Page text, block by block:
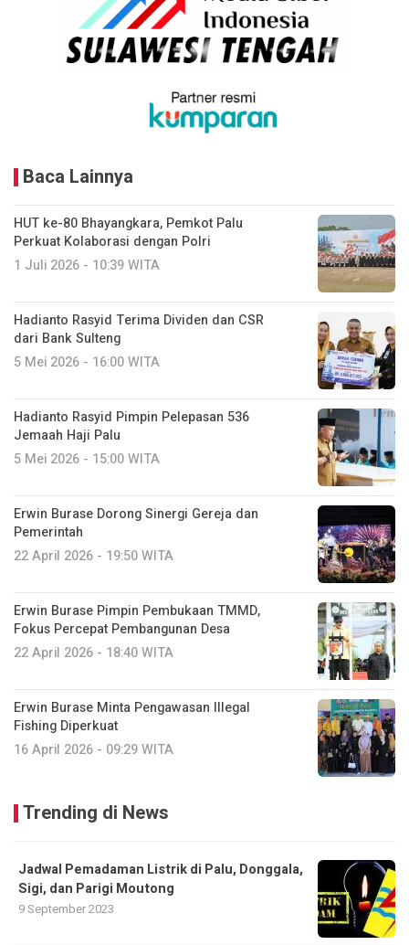
Baca Lainnya
HUT ke-80 Bhayangkara, Pemkot Palu
Perkuat Kolaborasi dengan Polri
1 Juli 2026 - 10:39 WITA
Hadianto Rasyid Terima Dividen dan CSR
dari Bank Sulteng
5 Mei 2026 - 16:00 WITA
Hadianto Rasyid Pimpin Pelepasan 536
Jemaah Haji Palu
5 Mei 2026 - 15:00 WITA
Erwin Burase Dorong Sinergi Gereja dan
Pemerintah
22 April 2026 - 19:50 WITA
Erwin Burase Pimpin Pembukaan TMMD,
Fokus Percepat Pembangunan Desa
22 April 2026 - 18:40 WITA
Erwin Burase Minta Pengawasan Illegal
Fishing Diperkuat
16 April 2026 - 09:29 WITA
Trending di News
Jadwal Pemadaman Listrik di Palu, Donggala,
Sigi, dan Parigi Moutong
9 September 2023